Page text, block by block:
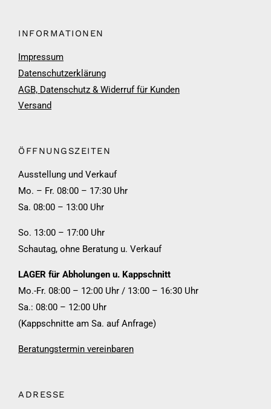
INFORMATIONEN
Impressum
Datenschutzerklärung
AGB, Datenschutz & Widerruf für Kunden
Versand
ÖFFNUNGSZEITEN
Ausstellung und Verkauf
Mo. – Fr. 08:00 – 17:30 Uhr
Sa. 08:00 – 13:00 Uhr
So. 13:00 – 17:00 Uhr
Schautag, ohne Beratung u. Verkauf
LAGER für Abholungen u. Kappschnitt
Mo.-Fr. 08:00 – 12:00 Uhr / 13:00 – 16:30 Uhr
Sa.: 08:00 – 12:00 Uhr
(Kappschnitte am Sa. auf Anfrage)
Beratungstermin vereinbaren
ADRESSE